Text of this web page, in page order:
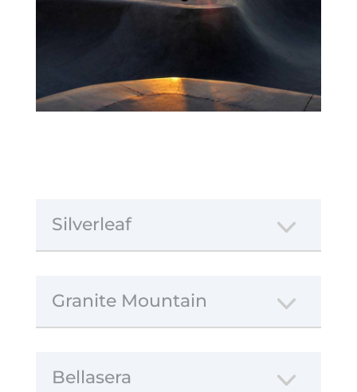
Silverleaf
Granite Mountain
Bellasera